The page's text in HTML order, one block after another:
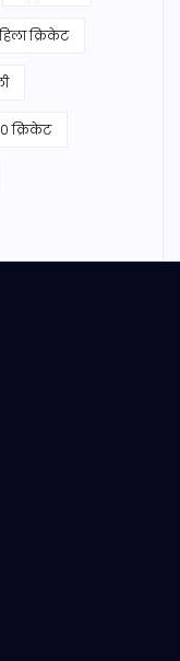
क्रिकेट
क्रिकेट